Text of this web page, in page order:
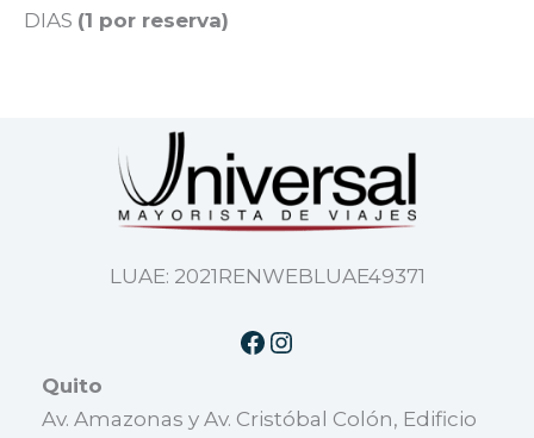
DIAS (1 por reserva)
LUAE: 2021RENWEBLUAE49371
Quito
Av. Amazonas y Av. Cristóbal Colón, Edificio